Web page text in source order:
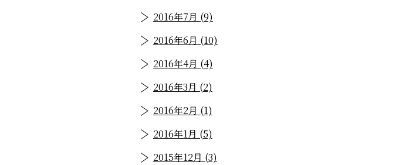
2016年7月 (9)
2016年6月 (10)
2016年4月 (4)
2016年3月 (2)
2016年2月 (1)
2016年1月 (5)
2015年12月 (3)